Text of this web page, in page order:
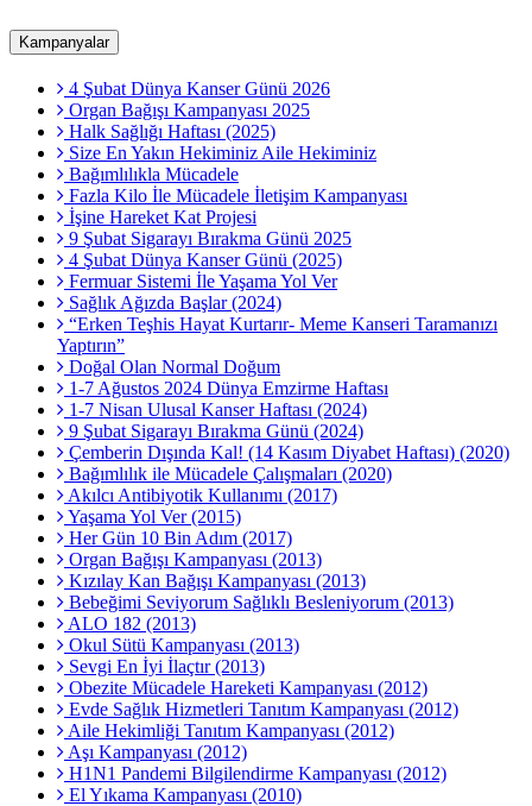
Kampanyalar
4 Şubat Dünya Kanser Günü 2026
Organ Bağışı Kampanyası 2025
Halk Sağlığı Haftası (2025)
Size En Yakın Hekiminiz Aile Hekiminiz
Bağımlılıkla Mücadele
Fazla Kilo İle Mücadele İletişim Kampanyası
İşine Hareket Kat Projesi
9 Şubat Sigarayı Bırakma Günü 2025
4 Şubat Dünya Kanser Günü (2025)
Fermuar Sistemi İle Yaşama Yol Ver
Sağlık Ağızda Başlar (2024)
“Erken Teşhis Hayat Kurtarır- Meme Kanseri Taramanızı
Yaptırın”
Doğal Olan Normal Doğum
1-7 Ağustos 2024 Dünya Emzirme Haftası
1-7 Nisan Ulusal Kanser Haftası (2024)
9 Şubat Sigarayı Bırakma Günü (2024)
Çemberin Dışında Kal! (14 Kasım Diyabet Haftası) (2020)
Bağımlılık ile Mücadele Çalışmaları (2020)
Akılcı Antibiyotik Kullanımı (2017)
Yaşama Yol Ver (2015)
Her Gün 10 Bin Adım (2017)
Organ Bağışı Kampanyası (2013)
Kızılay Kan Bağışı Kampanyası (2013)
Bebeğimi Seviyorum Sağlıklı Besleniyorum (2013)
ALO 182 (2013)
Okul Sütü Kampanyası (2013)
Sevgi En İyi İlaçtır (2013)
Obezite Mücadele Hareketi Kampanyası (2012)
Evde Sağlık Hizmetleri Tanıtım Kampanyası (2012)
Aile Hekimliği Tanıtım Kampanyası (2012)
Aşı Kampanyası (2012)
H1N1 Pandemi Bilgilendirme Kampanyası (2012)
El Yıkama Kampanyası (2010)